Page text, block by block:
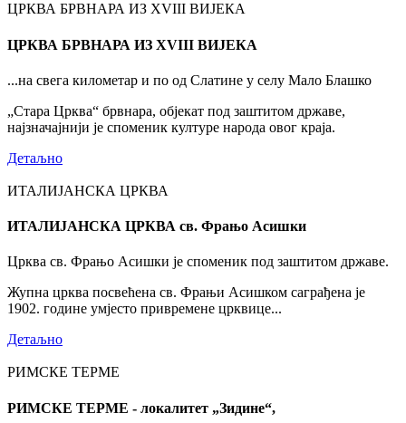
ЦРКВА БРВНАРА ИЗ XVIII ВИЈЕКА
ЦРКВА БРВНАРА ИЗ XVIII ВИЈЕКА
...на свега километар и по од Слатине у селу Мало Блашко
„Стара Црква“ брвнара, објекат под заштитом државе,
најзначајнији је споменик културе народа овог краја.
Детаљно
ИТАЛИЈАНСКА ЦРКВА
ИТАЛИЈАНСКА ЦРКВА св. Фрањо Асишки
Црква св. Фрањо Асишки је споменик под заштитом државе.
Жупна црква посвећена св. Фрањи Асишком саграђена је
1902. године умјесто привремене црквице...
Детаљно
РИМСКЕ ТЕРМЕ
РИМСКЕ ТЕРМЕ - локалитет „Зидине“,